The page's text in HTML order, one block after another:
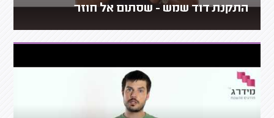
התקנת דוד שמש - שסתום אל חוזר